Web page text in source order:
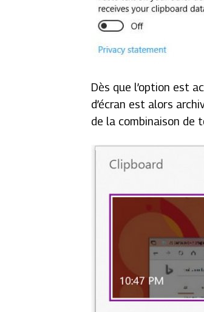
Dès que l’option est
d’écran est alors
de la combinaison de